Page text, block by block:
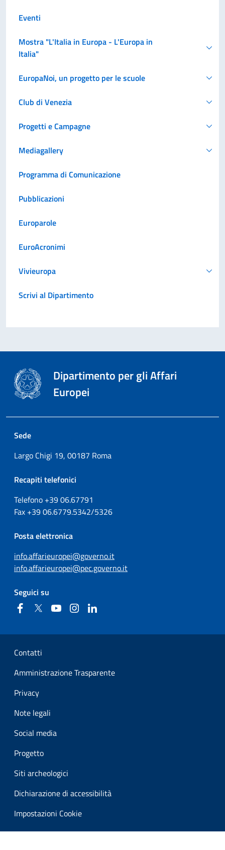
Eventi
Mostra "L'Italia in Europa - L'Europa in
Italia"
EuropaNoi, un progetto per le scuole
Club di Venezia
Progetti e Campagne
Mediagallery
Programma di Comunicazione
Pubblicazioni
Europarole
EuroAcronimi
Vivieuropa
Scrivi al Dipartimento
Dipartimento per gli Affari
Europei
Sede
Largo Chigi 19, 00187 Roma
Recapiti telefonici
Telefono +3906.67791
Fax +3906.6779.5342/5326
Posta elettronica
info.affarieuropei@governo.it
info.affarieuropei@pec.governo.it
Seguici su
FacebookTwitter YouTubeInstagram
Sezione Link Utili
Contatti
Amministrazione Trasparente
Privacy
Note legali
Social media
Progetto
Siti archeologici
Dichiarazione di accessibilità
Impostazioni Cookie